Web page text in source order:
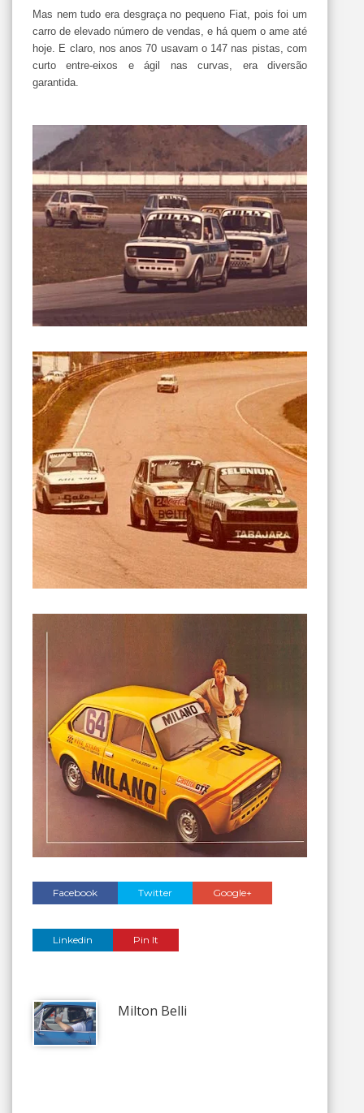
Mas nem tudo era desgraça no pequeno Fiat, pois foi um
carro de elevado número de vendas, e há quem o ame até
hoje. E claro, nos anos 70 usavam o 147 nas pistas, com
curto entre-eixos e ágil nas curvas, era diversão
garantida.
Facebook Twitter Google+
Linkedin Pin It
Milton Belli